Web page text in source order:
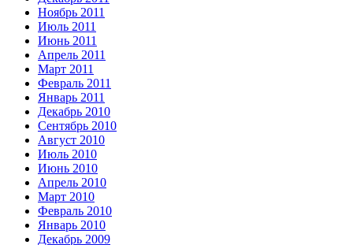
Ноябрь 2011
Июль 2011
Июнь 2011
Апрель 2011
Март 2011
Февраль 2011
Январь 2011
Декабрь 2010
Сентябрь 2010
Август 2010
Июль 2010
Июнь 2010
Апрель 2010
Март 2010
Февраль 2010
Январь 2010
Декабрь 2009